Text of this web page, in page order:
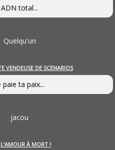
ADN total...
Quelqu'un
VENDEUSE DE SCENARIOS
paie ta paix...
jacou
L’AMOUR À MORT !